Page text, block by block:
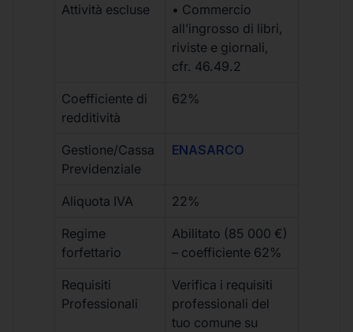
Attività escluse
• Commercio
all’ingrosso di libri,
riviste e giornali,
cfr. 46.49.2
Coefficiente di
redditività
62%
Gestione/Cassa
Previdenziale
ENASARCO
Aliquota IVA 22%
Regime
forfettario
Abilitato (85 000 €)
– coefficiente 62%
Requisiti
Professionali
Verifica i requisiti
professionali del
tuo comune su